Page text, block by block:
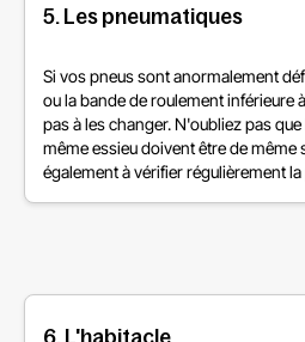
5. Les pneumatiques
Si vos pneus sont anormalement
ou la bande de roulement inférieure
pas à les changer. N'oubliez pas
même essieu doivent être de même
également à vérifier régulièrement
6. L'habitacle